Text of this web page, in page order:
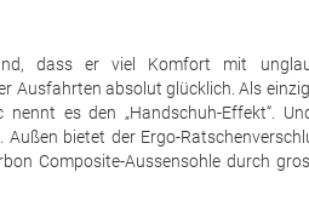
dass er viel Komfort mit
Ausfahrten absolut glücklich. Als
es den „Handschuh-Effekt“.
bietet der Ergo-
Composite-Aussensohle durch